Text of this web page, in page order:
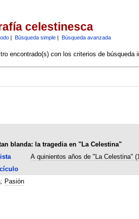
celestinesca
| Búsqueda simple| Búsqueda avanzada
encontrado(s) con los criterios de búsqueda
blanda: la tragedia en "La Celestina"
A quinientos años de "La Celestina"
; Pasión